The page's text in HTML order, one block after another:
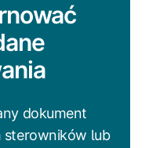
dokument
lub